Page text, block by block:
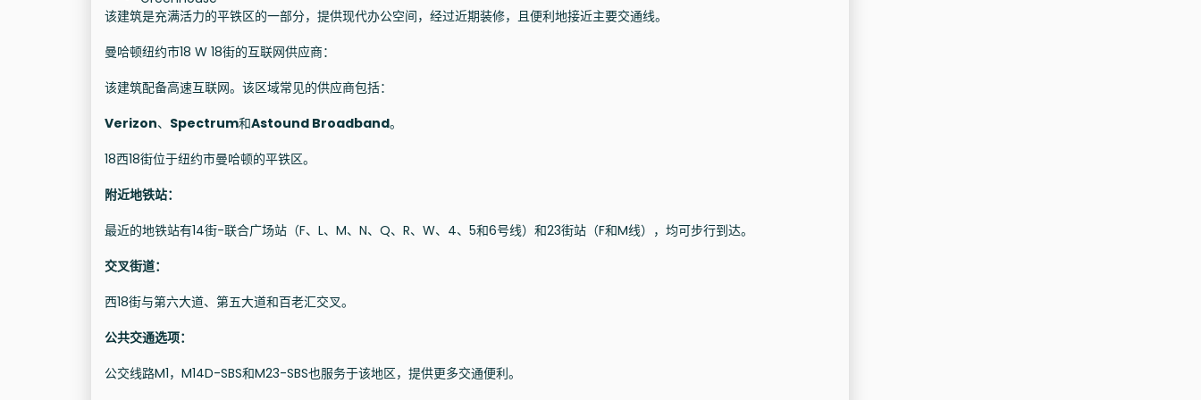
该建筑是充满活力的平铁区的一部分，提供现代办公空间，经过近期装修，且便利地接近主要交通线。
曼哈顿纽约市18 W 18街的互联网供应商：
该建筑配备高速互联网。该区域常见的供应商包括：
Verizon、 Spectrum和Astound Broadband。
18西18街位于纽约市曼哈顿的平铁区。
附近地铁站：
最近的地铁站有14街-联合广场站（F、L、M、N、Q、R、W、4、5和6号线）和23街站（F和M线），均可步行到达。
交叉街道：
西18街与第六大道、第五大道和百老汇交叉。
公共交通选项：
公交线路M1，M14D-SBS和M23-SBS也服务于该地区，提供更多交通便利。